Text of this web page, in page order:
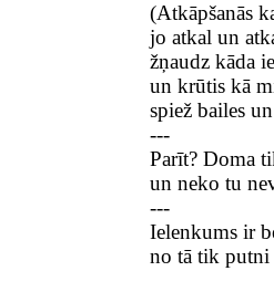
(Atkāpšanās
jo atkal un
žņaudz kāda
un krūtis kā
spiež bailes
---
Parīt? Doma
un neko tu
---
Ielenkums ir
no tā tik putni